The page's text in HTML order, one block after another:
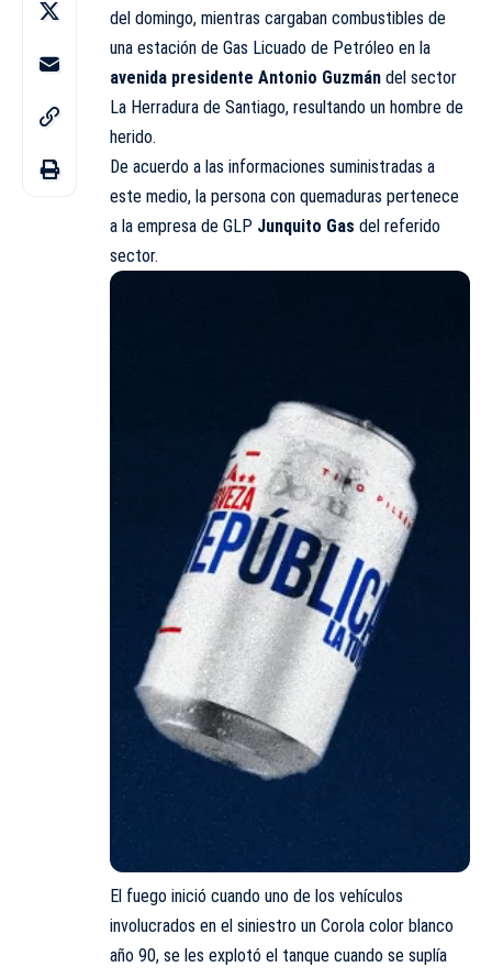
del domingo, mientras cargaban combustibles de
una estación de Gas Licuado de Petróleo en la
avenida presidente Antonio Guzmán del sector
La Herradura de Santiago, resultando un hombre de
herido.
De acuerdo a las informaciones suministradas a
este medio, la persona con quemaduras pertenece
a la empresa de GLP Junquito Gas del referido
sector.
El fuego inició cuando uno de los vehículos
involucrados en el siniestro un Corola color blanco
año 90, se les explotó el tanque cuando se suplía